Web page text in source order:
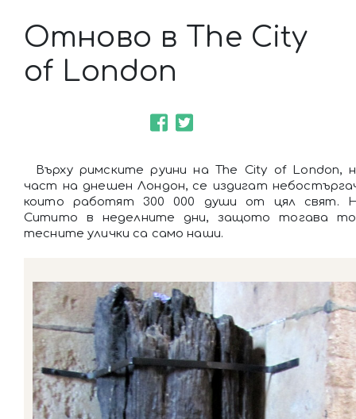
Отново в The City
of London
Върху римските руини на The City of London,
част на днешен Лондон, се издигат
които работят 300 000 души от цял свят.
Ситито в неделните дни, защото тогава
тесните улички са само наши.